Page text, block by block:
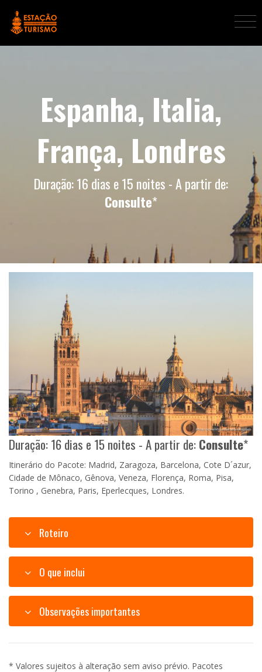
Espanha, Italia,
França, Londres
Duração: 16 dias e 15 noites - A partir de:
Consulte*
Duração: 16 dias e 15 noites - A partir de:Consulte*
Itinerário do Pacote: Madrid, Zaragoza, Barcelona, Cote D´azur,
Cidade de Mônaco, Gênova, Veneza, Florença, Roma, Pisa,
Torino , Genebra, Paris, Eperlecques, Londres.
Roteiro
O que inclui
Observações importantes
* Valores sujeitos à alteração sem aviso prévio. Pacotes